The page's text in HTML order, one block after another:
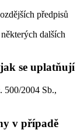
předpisů
dalších
se uplatňují
500/2004 Sb.,
v případě